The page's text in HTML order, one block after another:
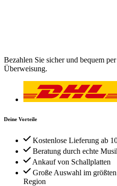
Bezahlen Sie sicher und bequem
Überweisung.
Deine Vorteile
Kostenlose Lieferung ab
Beratung durch echte
Ankauf von Schallplatten
Große Auswahl im
Region